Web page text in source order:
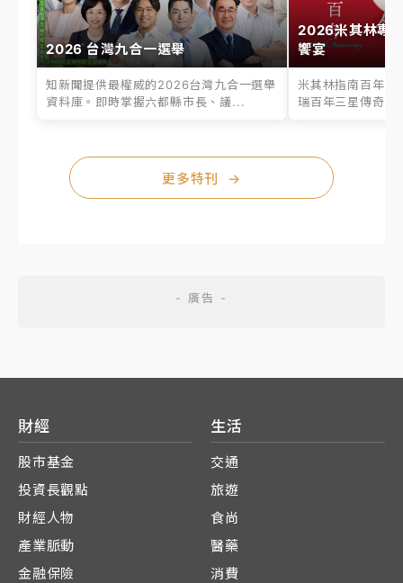
2026 台灣九合一選舉
知新聞提供最權威的2026台灣九合一選舉
資料庫。即時掌握六都縣市長、議...
2026米其林專
饗宴
米其林指南百年之
瑞百年三星傳奇、
更多特刊 →
財經
股市基金
投資長觀點
財經人物
產業脈動
金融保險
生活
交通
旅遊
食尚
醫藥
消費